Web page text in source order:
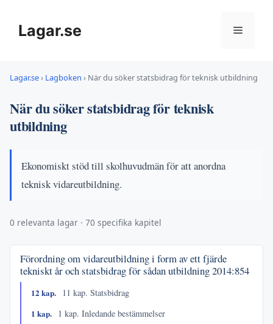
innehållLagar.se Meny
Lagar.se› Lagboken › När du söker statsbidrag för teknisk utbildning
När du söker statsbidrag för teknisk
utbildning
Ekonomiskt stöd till skolhuvudmän för att anordna
teknisk vidareutbildning.
0 relevanta lagar · 70 specifika kapitel
Förordning om vidareutbildning i form av ett fjärde
tekniskt år och statsbidrag för sådan utbildning2014:854
12 kap.
11 kap. Statsbidrag
1 kap.
1 kap. Inledande bestämmelser